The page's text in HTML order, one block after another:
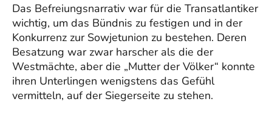
Das Befreiungsnarrativ war für die Transatlantiker
wichtig, um das Bündnis zu festigen und in der
Konkurrenz zur Sowjetunion zu bestehen. Deren
Besatzung war zwar harscher als die der
Westmächte, aber die „Mutter der Völker“ konnte
ihren Unterlingen wenigstens das Gefühl
vermitteln, auf der Siegerseite zu stehen.